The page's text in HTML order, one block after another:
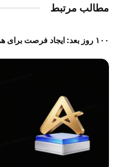
مطالب مرتبط
۱۰۰ روز بعد: ایجاد فرصت برای همه